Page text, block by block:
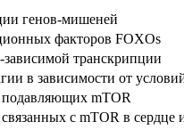
генов-мишеней
факторов FOXOs
транскрипции
в зависимости от
mTOR
с mTOR в сердце